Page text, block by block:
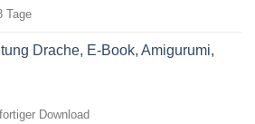
Tage
Drache, E-Book, Amigurumi,
Download